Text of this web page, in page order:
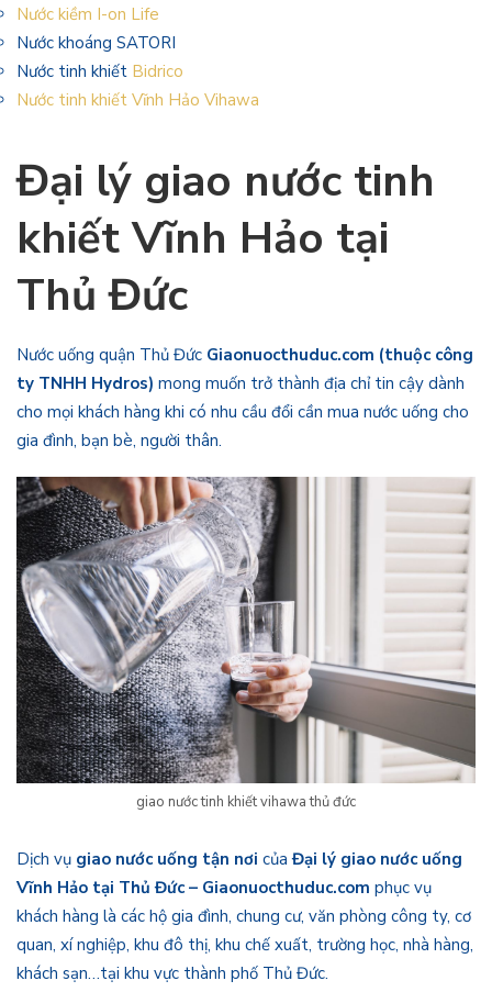
Nước kiềm I-on Life
Nước khoáng SATORI
Nước tinh khiết Bidrico
Nước tinh khiết Vĩnh Hảo Vihawa
Đại lý giao nước tinh
khiết Vĩnh Hảo tại
Thủ Đức
Nước uống quận Thủ Đức Giaonuocthuduc.com (thuộc công
ty TNHH Hydros) mong muốn trở thành địa chỉ tin cậy dành
cho mọi khách hàng khi có nhu cầu đổi cần mua nước uống cho
gia đình, bạn bè, người thân.
giao nước tinh khiết vihawa thủ đức
Dịch vụ giao nước uống tận nơi củaĐại lý giao nước uống
Vĩnh Hảo tại Thủ Đức – Giaonuocthuduc.com phục vụ
khách hàng là các hộ gia đình, chung cư, văn phòng công ty, cơ
quan, xí nghiệp, khu đô thị, khu chế xuất, trường học, nhà hàng,
khách sạn…tại khu vực thành phố Thủ Đức.